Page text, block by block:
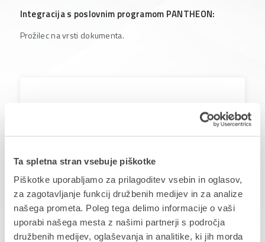
Ta spletna stran vsebuje piškotke
Piškotke uporabljamo za prilagoditev vsebin in oglasov,
za zagotavljanje funkcij družbenih medijev in za analize
našega prometa. Poleg tega delimo informacije o vaši
uporabi našega mesta z našimi partnerji s področja
družbenih medijev, oglaševanja in analitike, ki jih morda
Integracija s poslovnim programom PANTHEON:
Prožilec na vrsti dokumenta.
www.jamada.si